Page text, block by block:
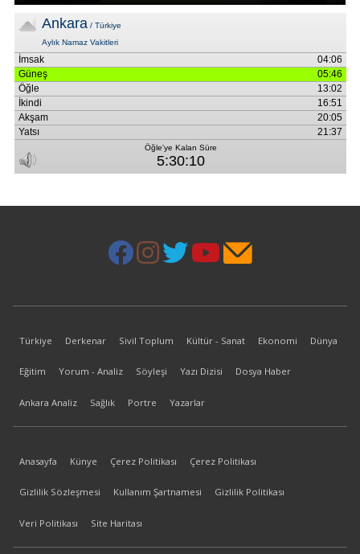
Türkiye Derkenar Sivil Toplum Kültür - Sanat Ekonomi Dünya
Eğitim Yorum - Analiz Söyleşi Yazı Dizisi Dosya Haber
Ankara Analiz Sağlık Portre Yazarlar
Anasayfa Künye Çerez Politikası Çerez Politikası
Gizlilik Sözleşmesi Kullanım Şartnamesi Gizlilik Politikası
Veri Politikası Site Haritası